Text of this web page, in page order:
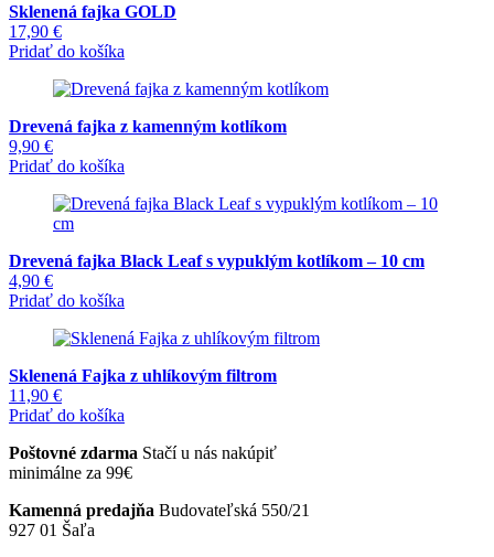
Sklenená fajka GOLD
17,90 €
Pridať do košíka
Drevená fajka z kamenným kotlíkom
9,90 €
Pridať do košíka
Drevená fajka Black Leaf s vypuklým kotlíkom – 10 cm
4,90 €
Pridať do košíka
Sklenená Fajka z uhlíkovým filtrom
11,90 €
Pridať do košíka
Poštovné zdarma Stačí u nás nakúpiť
minimálne za 99€
Kamenná predajňa Budovateľská 550/21
927 01 Šaľa